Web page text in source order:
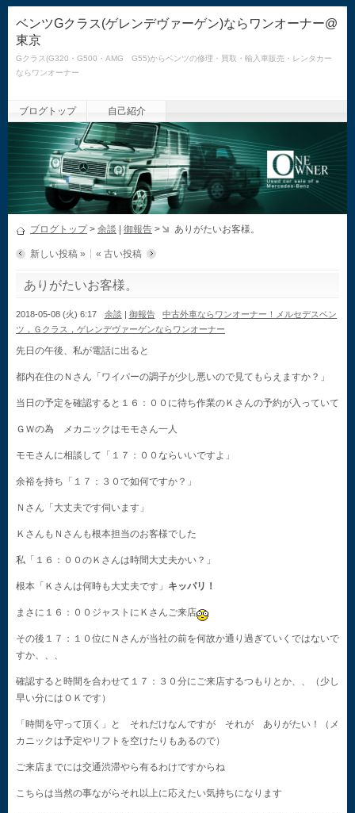
ベンツGクラス(ゲレンデヴァーゲン)ならワンオーナー@
東京
Gクラス(G320・G500・AMG G55)からベンツの修理・買取・輸入車販売・レンタカー
ならワンオーナー
ブログトップ 自己紹介
ブログトップ> 余談 御報告 > ありがたいお客様。
新しい投稿 » « 古い投稿
ありがたいお客様。
2018-05-08 (火) 6:17 余談 | 御報告
中古外車ならワンオーナー！メルセデスベン
ツ，Ｇクラス，ゲレンデヴァーゲンならワンオーナー
先日の午後、私が電話に出ると
都内在住のＮさん「ワイパーの調子が少し悪いので見てもらえますか？」
当日の予定を確認すると１６：００に待ち作業のＫさんの予約が入っていて
ＧＷの為 メカニックはモモさん一人
モモさんに相談して「１７：００ならいいですよ」
余裕を持ち「１７：３０で如何ですか？」
Ｎさん「大丈夫です伺います」
ＫさんもＮさんも根本担当のお客様でした
私「１６：００のＫさんは時間大丈夫かい？」
根本「Ｋさんは何時も大丈夫です」 キッパリ！
まさに１６：００ジャストにＫさんご来店
その後１７：１０位にＮさんが当社の前を何故か通り過ぎていくではないで
すか、、、
確認すると時間を合わせて１７：３０分にご来店するつもりとか、、（少し
早い分にはＯＫです）
「時間を守って頂く」と それだけなんですが それが ありがたい！（メ
カニックは予定やリフトを空けたりもあるので）
ご来店までには交通渋滞やら有るわけですからね
こちらは当然の事ながらそれ以上に応えたい気持ちになります